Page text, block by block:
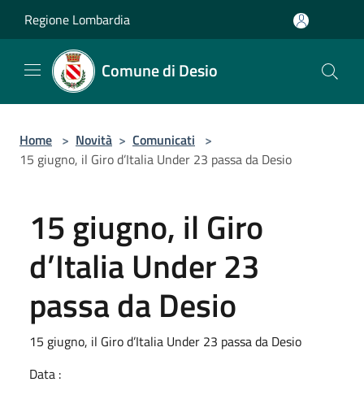
Regione Lombardia
Comune di Desio
Home > Novità > Comunicati >
15 giugno, il Giro d’Italia Under 23 passa da Desio
15 giugno, il Giro
d’Italia Under 23
passa da Desio
15 giugno, il Giro d’Italia Under 23 passa da Desio
Data :